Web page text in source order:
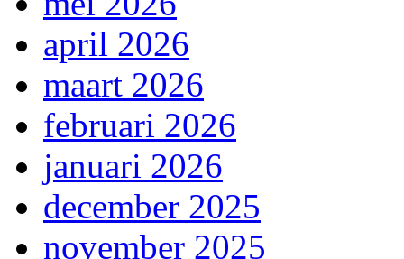
april 2026
maart 2026
februari 2026
januari 2026
december 2025
november 2025